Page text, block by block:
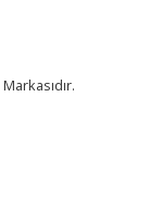
Markasıdır.